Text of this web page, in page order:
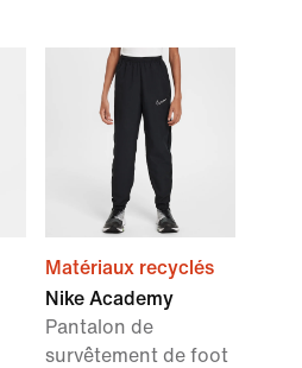
Matériaux recyclés
Nike Academy
Pantalon de
survêtement de foot